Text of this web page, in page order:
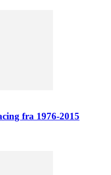
fra 1976-2015